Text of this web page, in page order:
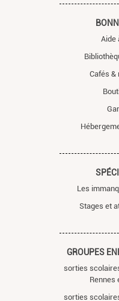
Aide
Cafés
Les
Stages et
GROUPES
sorties
Rennes
sorties